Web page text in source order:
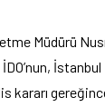
Müdürü
İDO’nun,
kararı